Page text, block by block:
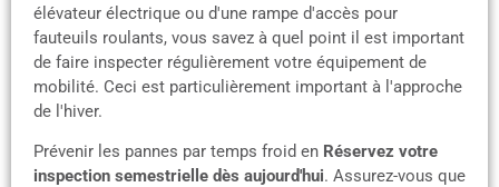
élévateur électrique ou d'une rampe d'accès pour
fauteuils roulants, vous savez à quel point il est important
de faire inspecter régulièrement votre équipement de
mobilité. Ceci est particulièrement important à l'approche
de l'hiver.
Prévenir les pannes par temps froid en Réservez votre
inspection semestrielle dès aujourd'hui. Assurez-vous que